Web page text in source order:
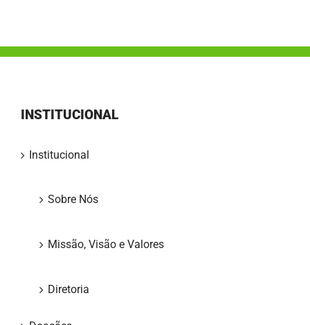
INSTITUCIONAL
Institucional
Sobre Nós
Missão, Visão e Valores
Diretoria